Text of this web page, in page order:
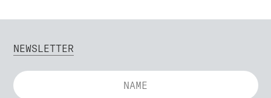
NEWSLETTER